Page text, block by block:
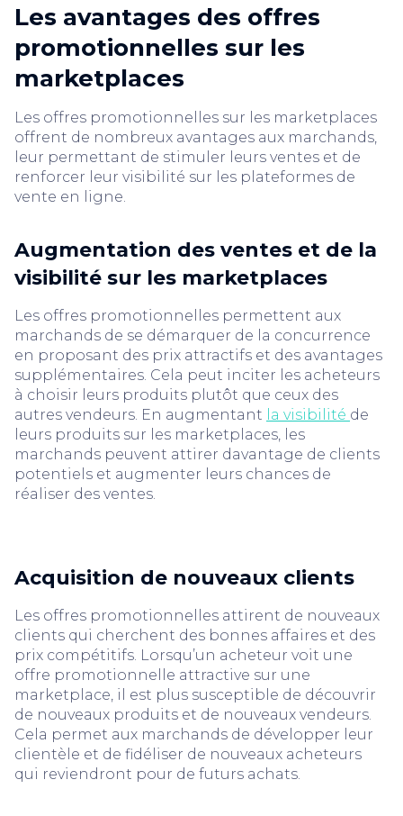
Les avantages des offres
promotionnelles sur les
marketplaces
Les offres promotionnelles sur les marketplaces
offrent de nombreux avantages aux marchands,
leur permettant de stimuler leurs ventes et de
renforcer leur visibilité sur les plateformes de
vente en ligne.
Augmentation des ventes et de la
visibilité sur les marketplaces
Les offres promotionnelles permettent aux
marchands de se démarquer de la concurrence
en proposant des prix attractifs et des avantages
supplémentaires. Cela peut inciter les acheteurs
à choisir leurs produits plutôt que ceux des
autres vendeurs. En augmentant la visibilité de
leurs produits sur les marketplaces, les
marchands peuvent attirer davantage de clients
potentiels et augmenter leurs chances de
réaliser des ventes.
Acquisition de nouveaux clients
Les offres promotionnelles attirent de nouveaux
clients qui cherchent des bonnes affaires et des
prix compétitifs. Lorsqu’un acheteur voit une
offre promotionnelle attractive sur une
marketplace, il est plus susceptible de découvrir
de nouveaux produits et de nouveaux vendeurs.
Cela permet aux marchands de développer leur
clientèle et de fidéliser de nouveaux acheteurs
qui reviendront pour de futurs achats.